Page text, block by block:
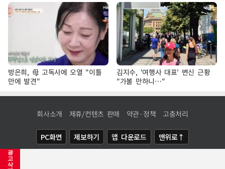
광
고
삭
방은희, 母 고독사에 오열 "이틀
만에 발견"
김지수, '여행사 대표' 변신 근황
"가볼 만하니…"
회사소개 제휴/컨텐츠 판매 약관·정책 고충처리
PC화면 제보하기 앱 다운로드 맨위로↑